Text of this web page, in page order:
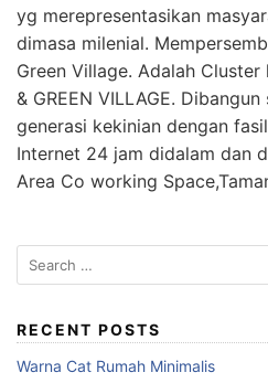
yg merepresentasikan
dimasa milenial.
Green Village. Adalah
& GREEN VILLAGE.
generasi kekinian dengan
Internet 24 jam didalam dan
Area Co working
Search
for:
RECENT POSTS
Warna Cat Rumah Minimalis